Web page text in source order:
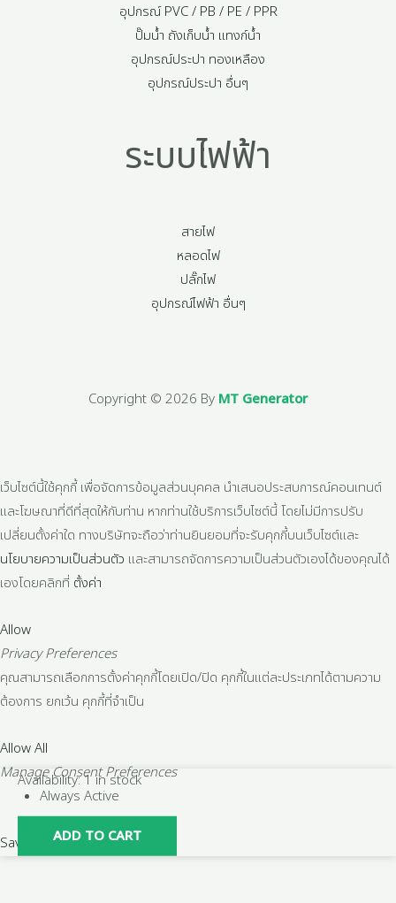
อุปกรณ์ PVC / PB / PE / PPR
ปั๊มน้ำ ถังเก็บน้ำ แทงก์น้ำ
อุปกรณ์ประปา ทองเหลือง
อุปกรณ์ประปา อื่นๆ
ระบบไฟฟ้า
สายไฟ
หลอดไฟ
ปลั๊กไฟ
อุปกรณ์ไฟฟ้า อื่นๆ
Copyright © 2026 By MT Generator
เว็บไซต์นี้ใช้คุกกี้ เพื่อจัดการข้อมูลส่วนบุคคล นำเสนอประสบการณ์คอนเทนต์
และโฆษณาที่ดีที่สุดให้กับท่าน หากท่านใช้บริการเว็บไซต์นี้ โดยไม่มีการปรับ
เปลี่ยนตั้งค่าใด ทางบริษัทจะถือว่าท่านยินยอมที่จะรับคุกกี้บนเว็บไซต์และ
นโยบายความเป็นส่วนตัว และสามารถจัดการความเป็นส่วนตัวเองได้ของคุณได้
เองโดยคลิกที่ ตั้งค่า
Allow
Privacy Preferences
คุณสามารถเลือกการตั้งค่าคุกกี้โดยเปิด/ปิด คุกกี้ในแต่ละประเภทได้ตามความ
ต้องการ ยกเว้น คุกกี้ที่จำเป็น
Allow All
Manage Consent Preferences
Always Active
Save
Availability:1 in stock
10
ชิ้น/
CHANG
ADD TO CART